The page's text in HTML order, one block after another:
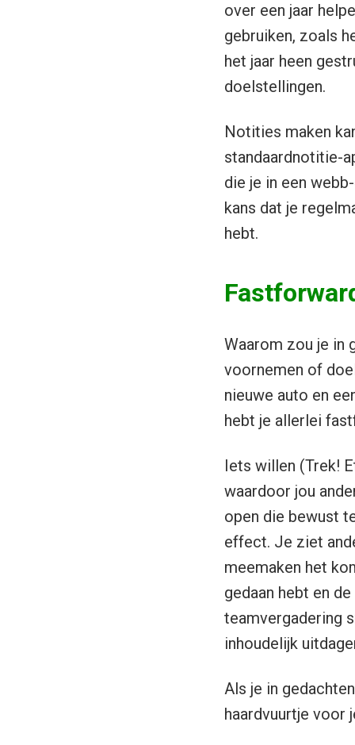
over een jaar
gebruiken, zoals
het jaar heen
doelstellingen.
Notities maken
standaardnotitie-
die je in een
kans dat je
hebt.
Waarom zou je in
voornemen of
nieuwe auto en
hebt je allerlei
Iets willen (Trek!
waardoor jou
open die bewust
effect. Je ziet
meemaken het
gedaan hebt en
teamvergadering
inhoudelijk
Als je in
haardvuurtje voor